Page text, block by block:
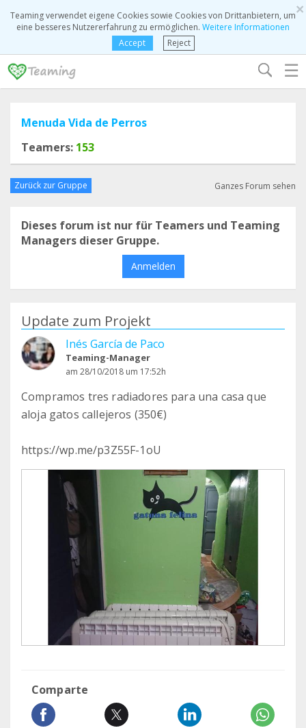
×
Teaming verwendet eigene Cookies sowie Cookies von Drittanbietern, um
eine besseres Nutzererfahrung zu ermöglichen. Weitere Informationen
Accept
Reject
☰
Menuda Vida de Perros
Teamers: 153
Zurück zur Gruppe Ganzes Forum sehen
Dieses forum ist nur für Teamers und Teaming
Managers dieser Gruppe.
Anmelden
Update zum Projekt
Inés García de Paco
Teaming-Manager
am 28/10/2018 um 17:52h
Compramos tres radiadores para una casa que
aloja gatos callejeros (350€)
https://wp.me/p3Z55F-1oU
Comparte